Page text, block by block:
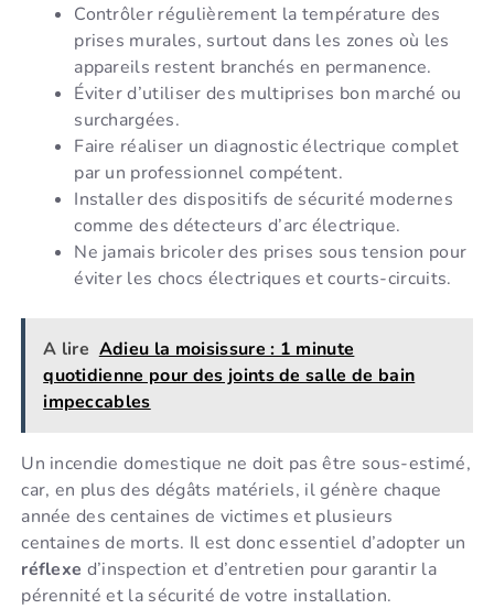
Contrôler régulièrement la température des
prises murales, surtout dans les zones où les
appareils restent branchés en permanence.
Éviter d’utiliser des multiprises bon marché ou
surchargées.
Faire réaliser un diagnostic électrique complet
par un professionnel compétent.
Installer des dispositifs de sécurité modernes
comme des détecteurs d’arc électrique.
Ne jamais bricoler des prises sous tension pour
éviter les chocs électriques et courts-circuits.
A lire Adieu la moisissure : 1 minute
quotidienne pour des joints de salle de bain
impeccables
Un incendie domestique ne doit pas être sous-estimé,
car, en plus des dégâts matériels, il génère chaque
année des centaines de victimes et plusieurs
centaines de morts. Il est donc essentiel d’adopter un
réflexe d’inspection et d’entretien pour garantir la
pérennité et la sécurité de votre installation.